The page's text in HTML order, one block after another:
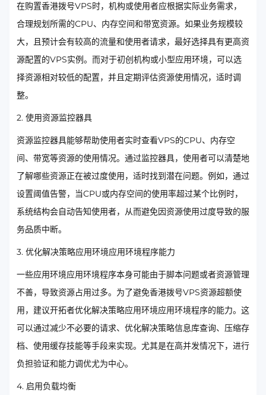
在购置香港拨号VPS时，机构或使用者应根据实际业务需求，
合理规划所需的CPU、内存空间和带宽资源。如果业务规模较
大，且预计会有较高的流量和使用者请求，最好选择具有更高资
源配置的VPS实例。而对于初创机构或小型应用环境，可以选
择资源相对较低的配置，并且定期评估资源使用情况，适时调
整。
2. 使用资源监控器具
资源监控器具能够帮助使用者实时查看VPS的CPU、内存空
间、带宽等资源的使用情况。通过监控器具，使用者可以清楚地
了解哪些资源正在被过度使用，适时找到潜在问题。例如，通过
设置阈值告警，当CPU或内存空间的使用率超过某个比例时，
系统结构会自动告知使用者，从而避免因资源使用过度导致的服
务品质中断。
3. 优化解决策略应用环境应用环境程序能力
一些应用环境应用环境程序本身可能由于脚本问题或者资源管理
不善，导致资源占用过多。为了避免香港拨号VPS资源超额使
用，建议开拓者优化解决策略应用环境应用环境程序的能力。这
可以通过减少不必要的请求、优化解决策略信息库查询、压缩存
档、使用缓存技能等手段来实现。尤其是在高并发情况下，进行
负担验证和能力调优尤为中心。
4. 启用负载均衡